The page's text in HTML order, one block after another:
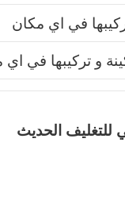
للتغليف الحديث